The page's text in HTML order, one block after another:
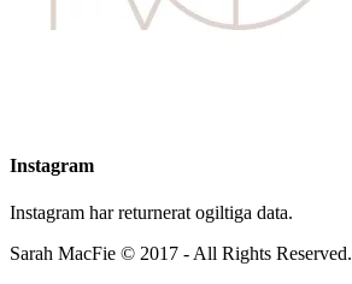
Instagram
Instagram har returnerat ogiltiga data.
Sarah MacFie © 2017 - All Rights Reserved.